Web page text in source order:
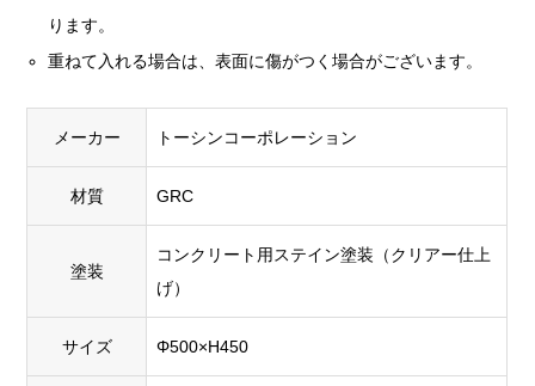
ります。
重ねて入れる場合は、表面に傷がつく場合がございます。
メーカー トーシンコーポレーション
材質 GRC
塗装
コンクリート用ステイン塗装（クリアー仕上
げ）
サイズ Φ500×H450